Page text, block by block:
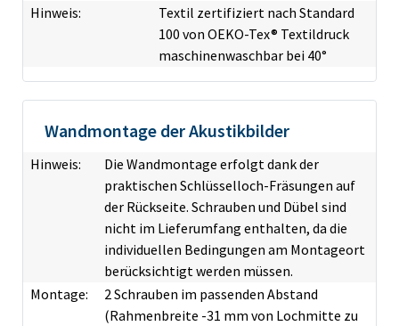
Hinweis:
Textil zertifiziert nach Standard
100 von OEKO-Tex® Textildruck
maschinenwaschbar bei 40°
Wandmontage der Akustikbilder
Hinweis:
Die Wandmontage erfolgt dank der
praktischen Schlüsselloch-Fräsungen auf
der Rückseite. Schrauben und Dübel sind
nicht im Lieferumfang enthalten, da die
individuellen Bedingungen am Montageort
berücksichtigt werden müssen.
Montage:
2 Schrauben im passenden Abstand
(Rahmenbreite -31 mm von Lochmitte zu